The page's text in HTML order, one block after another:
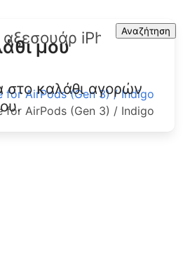
Αναζήτηση
μου
στο καλάθι αγορών
for AirPods (Gen 3) / Indigo
for AirPods (Gen 3) / Indigo